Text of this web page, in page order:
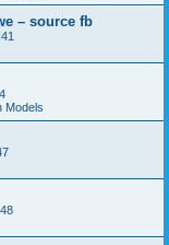
– source fb
Models